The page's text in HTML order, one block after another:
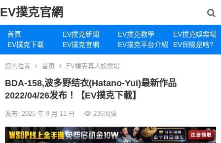
EV撲克官網
首頁 EV撲克新聞 EV撲克教學
EV撲克娛樂場
EV撲克下載
EV撲克官網 EV撲克平台介紹 EV保險是啥?
您的位置 首页 EV撲克真人娛樂場
BDA-158,波多野结衣(Hatano-Yui)最新作品
2022/04/26发布！【EV撲克下載】
发布: 2025 年 9 月 11 日 236阅读